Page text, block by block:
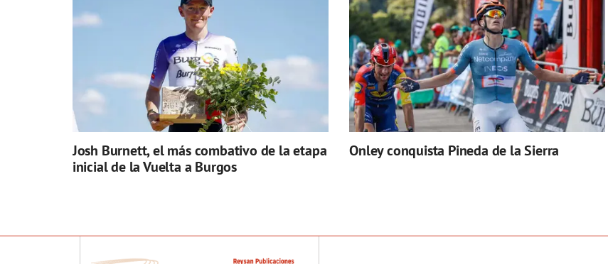
Josh Burnett, el más combativo de la etapa
inicial de la Vuelta a Burgos
Onley conquista Pineda de la Sierra